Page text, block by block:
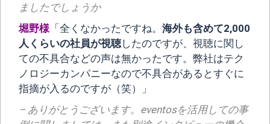
ましたでしょうか
堀野様 「全くなかったですね。 海外も含めて2,000
人くらいの社員が視聴したのですが、視聴に関し
ての不具合などの声は無かったです。弊社はテク
ノロジーカンパニーなので不具合があるとすぐに
指摘が入るのですが（笑）」
– ありがとうございます。eventosを活用しての事